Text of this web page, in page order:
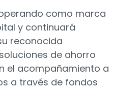
como marca
y continuará
reconocida
de ahorro
el acompañamiento a
a través de fondos